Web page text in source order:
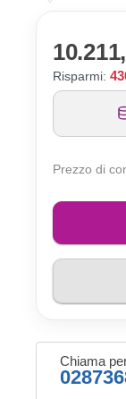
Risparmi:
Prezzo di
Chiama